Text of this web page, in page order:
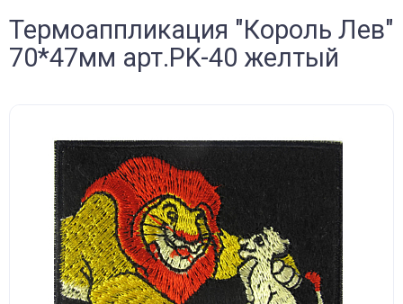
Термоаппликация "Король Лев"
70*47мм арт.PK-40 желтый